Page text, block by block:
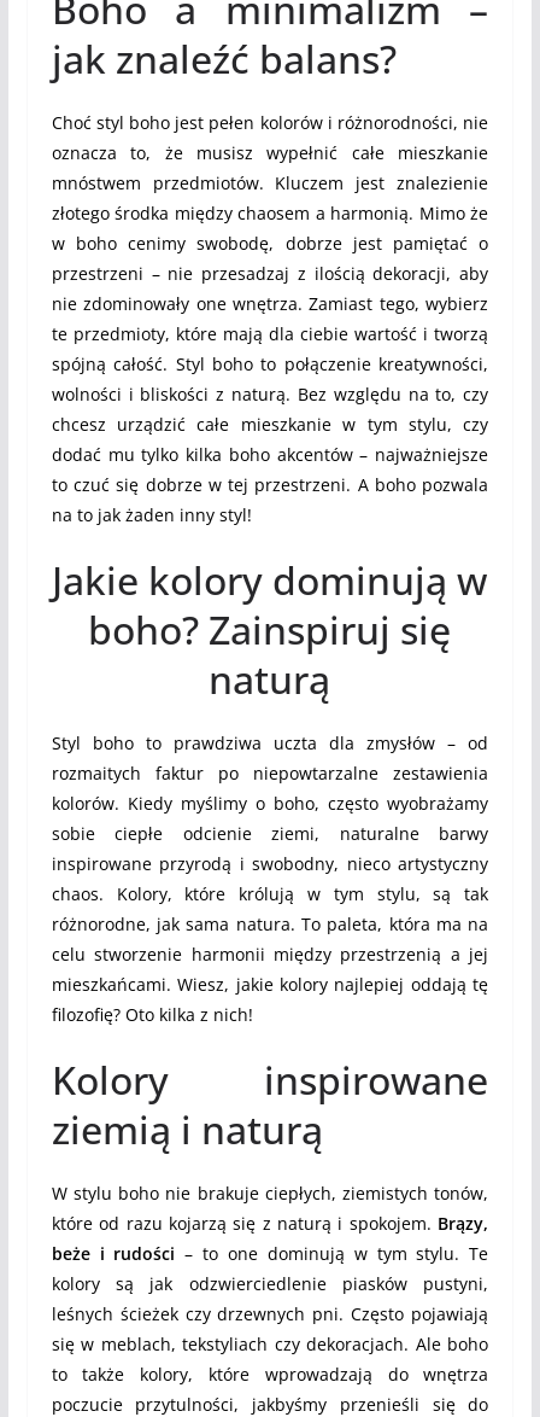
jak znaleźć balans?
Choć styl boho jest pełen kolorów i różnorodności, nie
oznacza to, że musisz wypełnić całe mieszkanie
mnóstwem przedmiotów. Kluczem jest znalezienie
złotego środka między chaosem a harmonią. Mimo że
w boho cenimy swobodę, dobrze jest pamiętać o
przestrzeni – nie przesadzaj z ilością dekoracji, aby
nie zdominowały one wnętrza. Zamiast tego, wybierz
te przedmioty, które mają dla ciebie wartość i tworzą
spójną całość. Styl boho to połączenie kreatywności,
wolności i bliskości z naturą. Bez względu na to, czy
chcesz urządzić całe mieszkanie w tym stylu, czy
dodać mu tylko kilka boho akcentów – najważniejsze
to czuć się dobrze w tej przestrzeni. A boho pozwala
na to jak żaden inny styl!
Jakie kolory dominują w
boho? Zainspiruj się
naturą
Styl boho to prawdziwa uczta dla zmysłów – od
rozmaitych faktur po niepowtarzalne zestawienia
kolorów. Kiedy myślimy o boho, często wyobrażamy
sobie ciepłe odcienie ziemi, naturalne barwy
inspirowane przyrodą i swobodny, nieco artystyczny
chaos. Kolory, które królują w tym stylu, są tak
różnorodne, jak sama natura. To paleta, która ma na
celu stworzenie harmonii między przestrzenią a jej
mieszkańcami. Wiesz, jakie kolory najlepiej oddają tę
filozofię? Oto kilka z nich!
Kolory inspirowane
ziemią i naturą
W stylu boho nie brakuje ciepłych, ziemistych tonów,
które od razu kojarzą się z naturą i spokojem. Brązy,
beże i rudości – to one dominują w tym stylu. Te
kolory są jak odzwierciedlenie piasków pustyni,
leśnych ścieżek czy drzewnych pni. Często pojawiają
się w meblach, tekstyliach czy dekoracjach. Ale boho
to także kolory, które wprowadzają do wnętrza
poczucie przytulności, jakbyśmy przenieśli się do